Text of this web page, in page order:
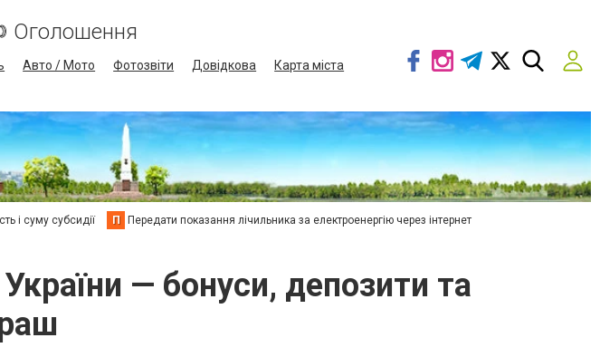
Оголошення
Авто / Мото Фотозвіти Довідкова
Карта міста
і суму субсидії П Передати показання лічильника за електроенергію через інтернет
— бонуси, депозити та